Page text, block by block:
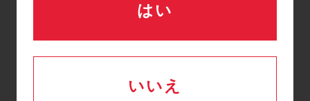
はい
いいえ
詳細はこちら